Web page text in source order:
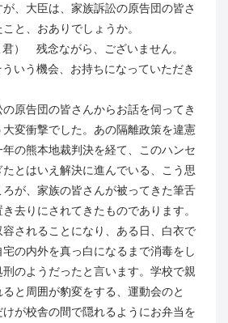
、大臣は、家族訴訟の原告団の皆さ
と、おありでしょうか。
） 残念ながら、ございません。
いう機会、お持ちになっていただき
原告団の皆さんからお話を伺ってき
変衝撃でした。あの隔離政策を違憲
の熊本地裁判決を経て、このハンセ
とはいえ解決に進んでいる、こう思
が、家族の皆さんが被ってきた筆舌
去りにされてきたものであります。
されることになり、ある日、白衣で
の内外を真っ白になるまで消毒をし
のようだったと言います。学校で親
と周囲が豹変をする、運動会のと
が校舎の間で隠れるようにお弁当を